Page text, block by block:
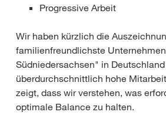
Progressive Arbeit
Wir haben kürzlich die
familienfreundlichste
Südniedersachsen" in
überdurchschnittlich hohe
zeigt, dass wir verstehen, was
optimale Balance zu halten.